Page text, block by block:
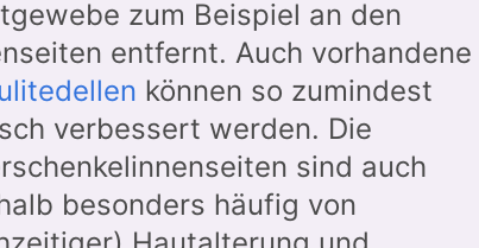
zum Beispiel an den
entfernt. Auch vorhandene
können so zumindest
verbessert werden. Die
sind auch
besonders häufig von